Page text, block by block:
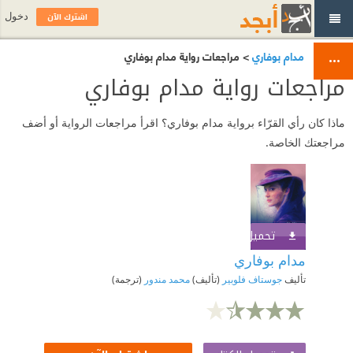
مدام بوفاري> مراجعات رواية مدام بوفاري
مراجعات رواية مدام بوفاري
ماذا كان رأي القرّاء برواية مدام بوفاري؟ اقرأ مراجعات الرواية أو أضف
مراجعتك الخاصة.
تحميل الكتاب
مدام بوفاري
تأليفجوستاف فلوبير (تأليف)محمد مندور (ترجمة)
اشترك الآن دخول